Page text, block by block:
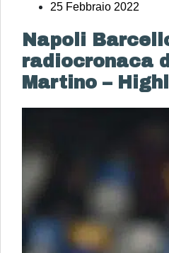
25 Febbraio 2022
Napoli
radiocronaca
Martino –